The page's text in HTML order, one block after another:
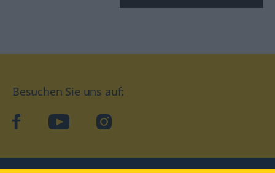
Besuchen Sie uns auf:
facebookYouTube Instagram